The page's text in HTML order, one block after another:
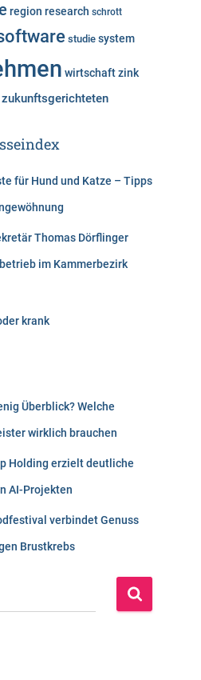
region research schrott
studie system
wirtschaftzink
zukunftsgerichteten
für Hund und Katze – Tipps
Thomas Dörflinger
im Kammerbezirk
krank
Überblick? Welche
wirklich brauchen
Holding erzielt deutliche
AI-Projekten
verbindet Genuss
Brustkrebs